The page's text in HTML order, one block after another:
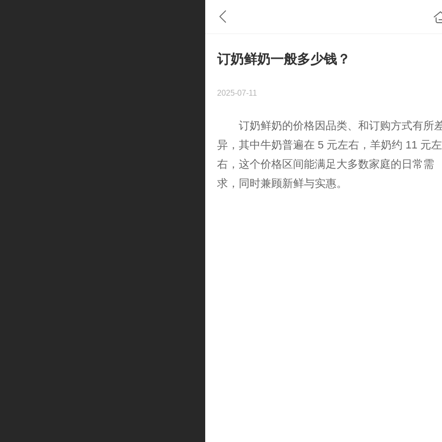
订奶鲜奶一般多少钱？
2025-07-11
订奶鲜奶的价格因品类、和订购方式有所
异，其中牛奶普遍在 5 元左右，羊奶约 11 元左
右，这个价格区间能满足大多数家庭的日常需
求，同时兼顾新鲜与实惠。